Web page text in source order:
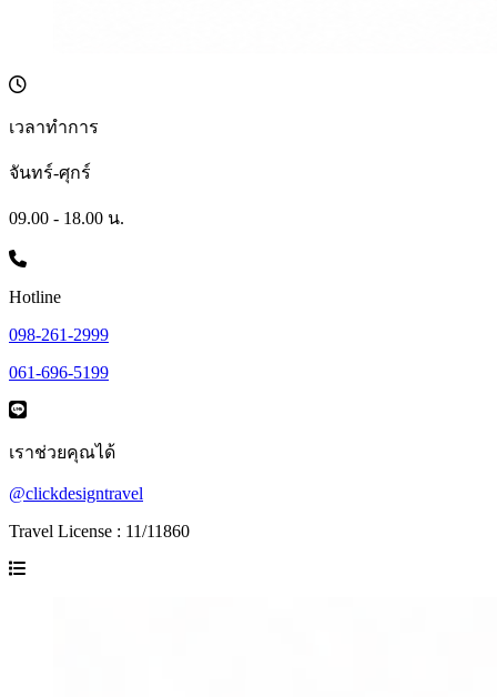
เวลาทำการ
จันทร์-ศุกร์
09.00 - 18.00 น.
Hotline
098-261-2999
061-696-5199
เราช่วยคุณได้
@clickdesigntravel
Travel License : 11/11860